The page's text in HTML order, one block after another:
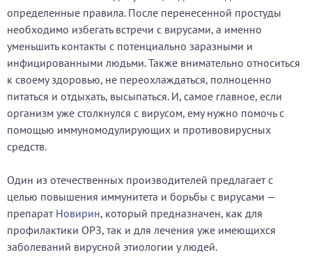
определенные правила. После перенесенной простуды
необходимо избегать встречи с вирусами, а именно
уменьшить контакты с потенциально заразными и
инфицированными людьми. Также внимательно относиться
к своему здоровью, не переохлаждаться, полноценно
питаться и отдыхать, высыпаться. И, самое главное, если
организм уже столкнулся с вирусом, ему нужно помочь с
помощью иммуномодулирующих и противовирусных
средств.
Один из отечественных производителей предлагает с
целью повышения иммунитета и борьбы с вирусами —
препарат Новирин, который предназначен, как для
профилактики ОРЗ, так и для лечения уже имеющихся
заболеваний вирусной этиологии у людей.